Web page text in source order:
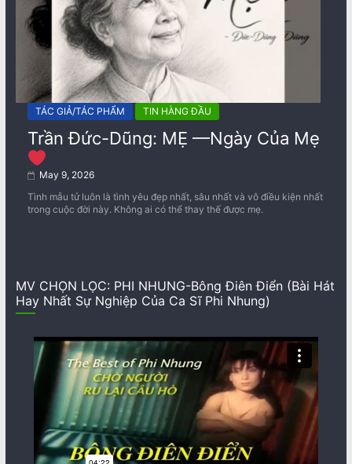
TÁC GIẢ/TÁC PHẨM TIN HÀNG ĐẦU
Trần Đức-Dũng: MẸ —Ngày Của Mẹ
May 9, 2026
Tình mẫu tử luôn là tình yêu đẹp nhất, sâu nhất và vô điều kiện nhất
trong cuộc đời này. Không ai có thể thay thế được mẹ.
MV CHỌN LỌC: PHI NHUNG-Bông Điên Điển (Bài Hát
Hay Nhất Sự Nghiệp Của Ca Sĩ Phi Nhung)